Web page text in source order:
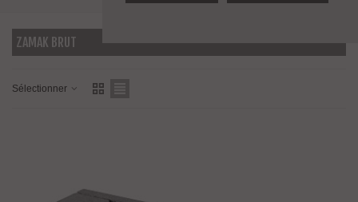
ZAMAK BRUT
Sélectionner